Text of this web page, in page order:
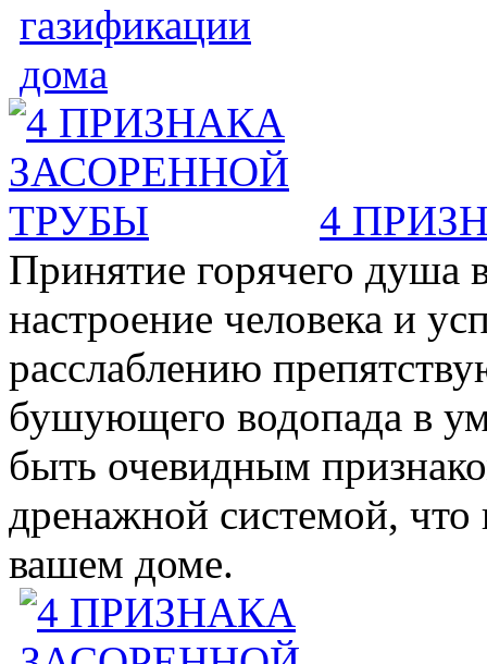
4
Принятие горячего душа
настроение человека и
расслаблению
бушующего водопада в
быть очевидным
дренажной системой, что
вашем доме.